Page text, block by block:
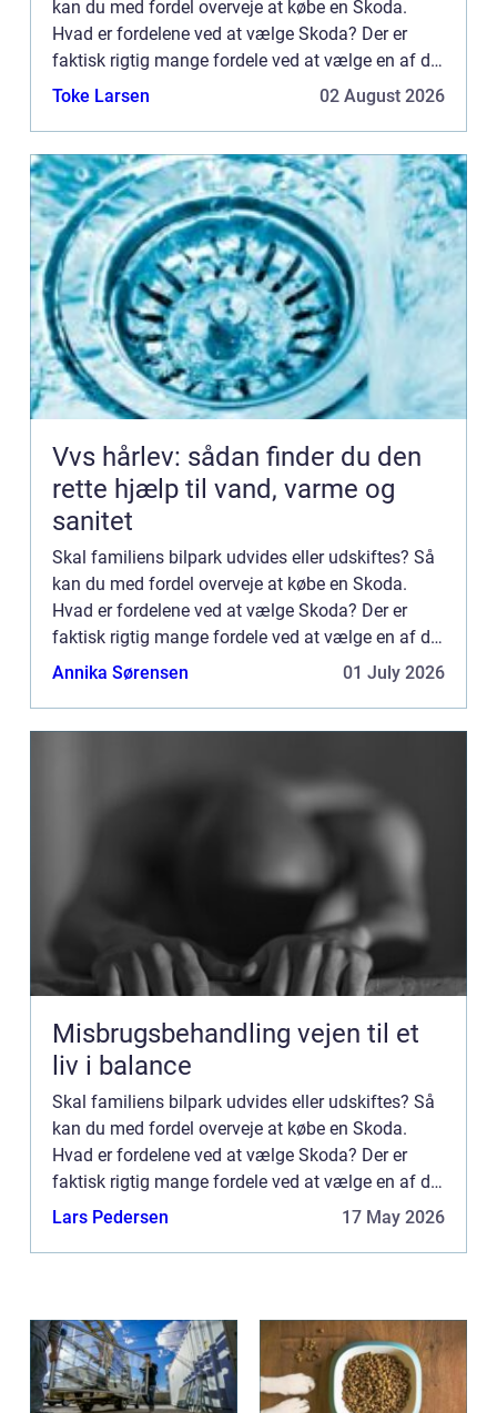
kan du med fordel overveje at købe en Skoda.
Hvad er fordelene ved at vælge Skoda? Der er
faktisk rigtig mange fordele ved at vælge en af de
mange Skoda modeller som din og familiens
Toke Larsen 02 August 2026
Vvs hårlev: sådan finder du den
rette hjælp til vand, varme og
sanitet
Skal familiens bilpark udvides eller udskiftes? Så
kan du med fordel overveje at købe en Skoda.
Hvad er fordelene ved at vælge Skoda? Der er
faktisk rigtig mange fordele ved at vælge en af de
mange Skoda modeller som din og familiens
Annika Sørensen 01 July 2026
Misbrugsbehandling vejen til et
liv i balance
Skal familiens bilpark udvides eller udskiftes? Så
kan du med fordel overveje at købe en Skoda.
Hvad er fordelene ved at vælge Skoda? Der er
faktisk rigtig mange fordele ved at vælge en af de
mange Skoda modeller som din og familiens
Lars Pedersen 17 May 2026